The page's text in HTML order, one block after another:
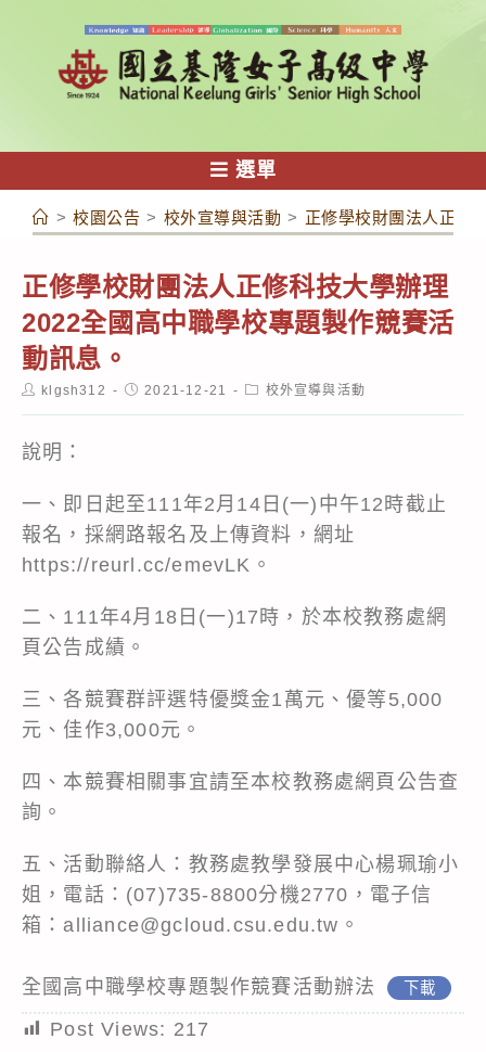
容
選單
> 校園公告 > 校外宣導與活動 > 正修學校財團法人正修
正修學校財團法人正修科技大學辦理
2022全國高中職學校專題製作競賽活
動訊息。
Postklgsh312
Post2021-12-21
Post校外宣導與活動
說明：
一、即日起至111年2月14日(一)中午12時截止
報名，採網路報名及上傳資料，網址
https://reurl.cc/emevLK。
二、111年4月18日(一)17時，於本校教務處網
頁公告成績。
三、各競賽群評選特優獎金1萬元、優等5,000
元、佳作3,000元。
四、本競賽相關事宜請至本校教務處網頁公告查
詢。
五、活動聯絡人：教務處教學發展中心楊珮瑜小
姐，電話：(07)735-8800分機2770，電子信
箱：alliance@gcloud.csu.edu.tw。
全國高中職學校專題製作競賽活動辦法 下載
Post Views: 217